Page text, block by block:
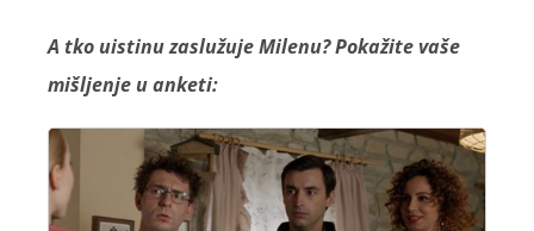
A tko uistinu zaslužuje Milenu? Pokažite vaše
mišljenje u anketi: